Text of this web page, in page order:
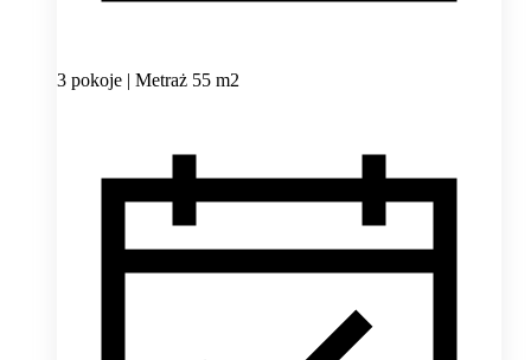
3 pokoje | Metraż 55 m2